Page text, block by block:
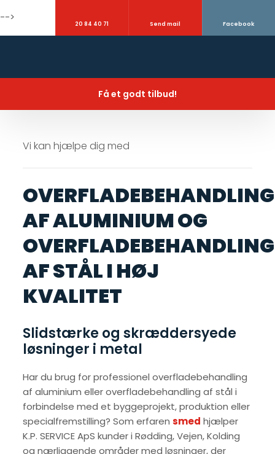
-->
​20 84 40 71 Send mail Facebook
Få et godt tilbud!
Vi kan hjælpe dig med
OVERFLADEBEHANDLING
AF ALUMINIUM OG
OVERFLADEBEHANDLING
AF STÅL I HØJ
KVALITET
Slidstærke og skræddersyede
løsninger i metal
Har du brug for professionel overfladebehandling
af aluminium eller overfladebehandling af stål i
forbindelse med et byggeprojekt, produktion eller
specialfremstilling? Som erfarensmed hjælper
K.P. SERVICE ApS kunder i Rødding, Vejen, Kolding
og nærliggende områder med løsninger, der